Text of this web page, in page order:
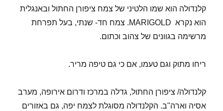
קלנדולה הוא שמו הלטיני של צמח ציפורן החתול ובאנגלית
הוא נקרא MARIGOLD. צמח חד- שנתי, בעל תפרחת
מרשימה בגוונים של צהוב וכתום.
ריחו מתוק וגם טעמו, אם כי גם טיפה מריר.
קלנדולה/ ציפורן החתול, גדלה במרכז ודרום אירופה, מערב
אסיה וארה"ב. הקלנדולה מסוגלת לצמח יפה, גם באזורים